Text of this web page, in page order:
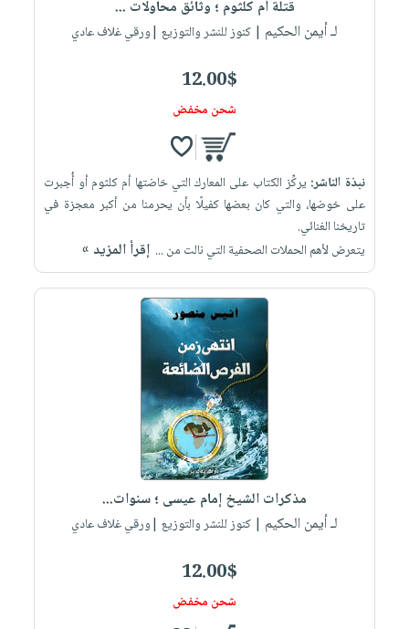
قتلة أم كلثوم ؛ وثائق محاولات ...
لـ أيمن الحكيم | كنوز للنشر والتوزيع |ورقي غلاف عادي
12.00$
شحن مخفض
نبذة الناشر: يركِّز الكتاب على المعارك التي خاضتها أم كلثوم أو أُجبرت
على خوضها، والتي كان بعضها كفيلًا بأن يحرمنا من أكبر معجزة في
تاريخنا الغنائي.
يتعرض لأهم الحملات الصحفية التي نالت من ... إقرأ المزيد »
مذكرات الشيخ إمام عيسى ؛ سنوات...
لـ أيمن الحكيم | كنوز للنشر والتوزيع |ورقي غلاف عادي
12.00$
شحن مخفض